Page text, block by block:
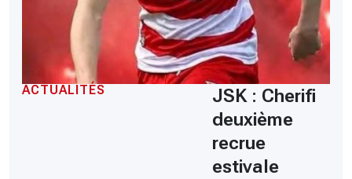
ACTUALITÉS
JSK : Cherifi
deuxième
recrue
estivale